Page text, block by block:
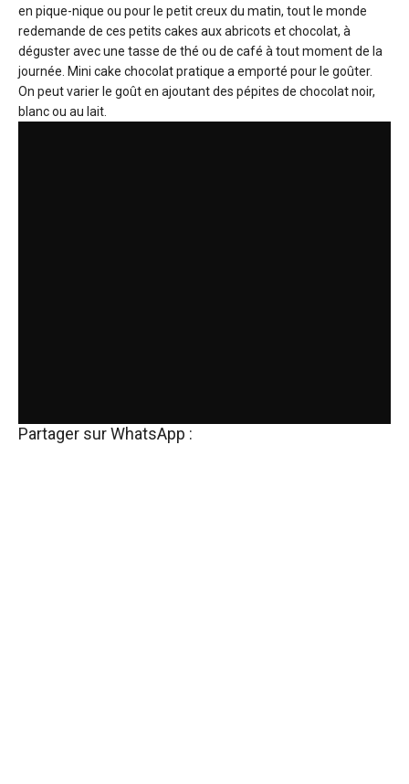
en pique-nique ou pour le petit creux du matin, tout le monde
redemande de ces petits cakes aux abricots et chocolat, à
déguster avec une tasse de thé ou de café à tout moment de la
journée. Mini cake chocolat pratique a emporté pour le goûter.
On peut varier le goût en ajoutant des pépites de chocolat noir,
blanc ou au lait.
Partager sur WhatsApp :